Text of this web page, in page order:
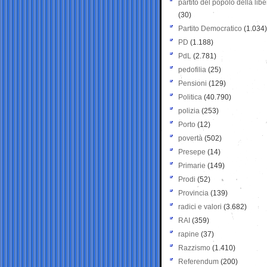
partito del popolo della
(30)
Partito Democratico (1.034)
PD (1.188)
PdL (2.781)
pedofilia (25)
Pensioni (129)
Politica (40.790)
polizia (253)
Porto (12)
povertà (502)
Presepe (14)
Primarie (149)
Prodi (52)
Provincia (139)
radici e valori (3.682)
RAI (359)
rapine (37)
Razzismo (1.410)
Referendum (200)